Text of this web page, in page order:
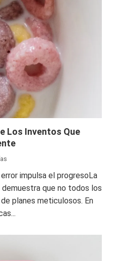
Los Inventos Que
impulsa el progresoLa
demuestra que no todos los
planes meticulosos. En